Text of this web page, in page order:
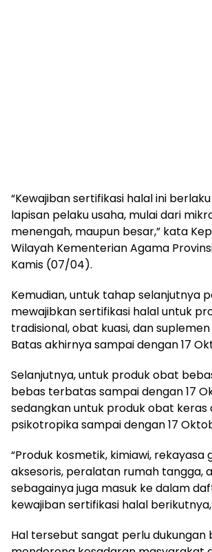
“Kewajiban sertifikasi halal ini
lapisan pelaku usaha, mulai dari
menengah, maupun besar,” kata
Wilayah Kementerian Agama
Kamis (07/04).
Kemudian, untuk tahap selanjutnya
mewajibkan sertifikasi halal untuk
tradisional, obat kuasi, dan
Batas akhirnya sampai dengan 17
Selanjutnya, untuk produk obat
bebas terbatas sampai dengan 17
sedangkan untuk produk obat keras
psikotropika sampai dengan 17
“Produk kosmetik, kimiawi, rekayasa
aksesoris, peralatan rumah tangga,
sebagainya juga masuk ke dalam
kewajiban sertifikasi halal
Hal tersebut sangat perlu dukungan